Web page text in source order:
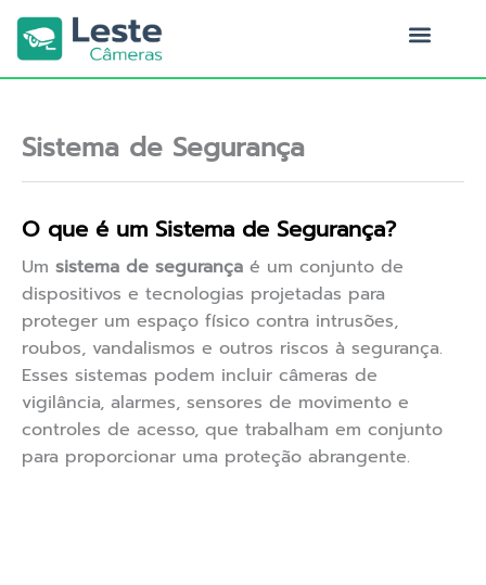
para
conteúdo
Sistema de Segurança
O que é um Sistema de Segurança?
Um sistema de segurança é um conjunto de
dispositivos e tecnologias projetadas para
proteger um espaço físico contra intrusões,
roubos, vandalismos e outros riscos à segurança.
Esses sistemas podem incluir câmeras de
vigilância, alarmes, sensores de movimento e
controles de acesso, que trabalham em conjunto
para proporcionar uma proteção abrangente.